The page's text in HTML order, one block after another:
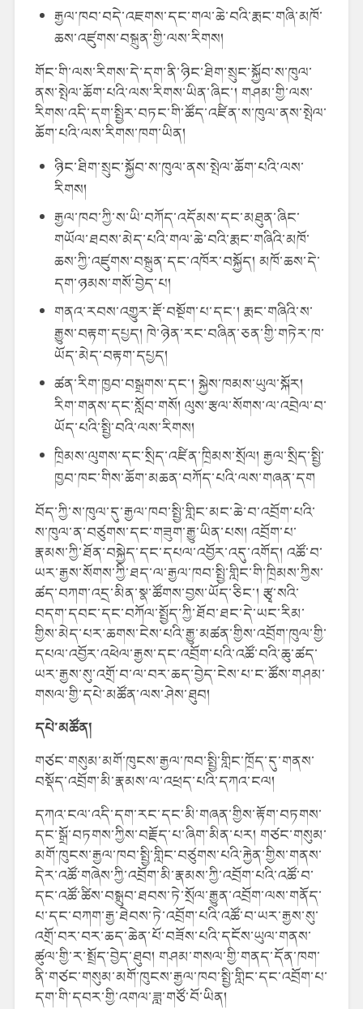
རྒྱལ་ཁབ་བདེ་འཇགས་དང་གལ་ཆེ་བའི་རྨང་གཞི་མཁོ་
ཆས་འཛུགས་བསྐྲུན་གྱི་ལས་རིགས།
གོང་གི་ལས་རིགས་དེ་དག་ནི་ཉིང་ཐིག་སྲུང་སྐྱོབ་ས་ཁུལ་
ནས་སྤེལ་ཆོག་པའི་ལས་རིགས་ཡིན་ཞིང་། གཤམ་གྱི་ལས་
རིགས་འདི་དག་སྤྱིར་བཏང་གི་ཚོད་འཛིན་ས་ཁུལ་ནས་སྤེལ་
ཆོག་པའི་ལས་རིགས་ཁག་ཡིན།
ཉིང་ཐིག་སྲུང་སྐྱོབ་ས་ཁུལ་ནས་སྤེལ་ཆོག་པའི་ལས་
རིགས།
རྒྱལ་ཁབ་ཀྱི་ས་ཡི་བཀོད་འདོམས་དང་མཐུན་ཞིང་
གཡོལ་ཐབས་མེད་པའི་གལ་ཆེ་བའི་རྨང་གཞིའི་མཁོ་
ཆས་ཀྱི་འཛུགས་བསྐྲུན་དང་འཁོར་བསྐྱོད། མཁོ་ཆས་དེ་
དག་ཉམས་གསོ་བྱེད་པ།
གནའ་རབས་འགྱུར་རྡོ་བསྔོག་པ་དང་། རྨང་གཞིའི་ས་
རྒྱུས་བརྟག་དཔྱད། ཁེ་ཉེན་རང་བཞིན་ཅན་གྱི་གཏེར་ཁ་
ཡོད་མེད་བརྟག་དཔྱད།
ཚན་རིག་ཁྱབ་བསྒྲགས་དང་། སྐྱེས་ཁམས་ཡུལ་སྐོར།
རིག་གནས་དང་སློབ་གསོ། ལུས་རྩལ་སོགས་ལ་འབྲེལ་བ་
ཡོད་པའི་སྤྱི་བའི་ལས་རིགས།
ཁྲིམས་ལུགས་དང་སྲིད་འཛིན་ཁྲིམས་སྲོལ། རྒྱལ་སྲིད་སྤྱི་
ཁྱབ་ཁང་གིས་ཆོག་མཆན་བཀོད་པའི་ལས་གཞན་དག
བོད་ཀྱི་ས་ཁུལ་དུ་རྒྱལ་ཁབ་སྤྱི་གླིང་མང་ཆེ་བ་འབྲོག་པའི་
ས་ཁུལ་ན་བཙུགས་དང་གཟུག་རྒྱུ་ཡིན་པས། འབྲོག་པ་
རྣམས་ཀྱི་ཐོན་བསྐྱེད་དང་དཔལ་འབྱོར་འདུ་འགོད། འཚོ་བ་
ཡར་རྒྱས་སོགས་ཀྱི་ཐད་ལ་རྒྱལ་ཁབ་སྤྱི་གླིང་གི་ཁྲིམས་ཀྱིས་
ཚད་བཀག་འདྲ་མིན་སྣ་ཚོགས་བྱས་ཡོད་ཅིང་། རྩྭ་སའི་
བདག་དབང་དང་བཀོལ་སྤྱོད་ཀྱི་ཐོབ་ཐང་དེ་ཡང་རིམ་
གྱིས་མེད་པར་ཆགས་ངེས་པའི་རྒྱུ་མཚན་གྱིས་འབྲོག་ཁུལ་གྱི་
དཔལ་འབྱོར་འཕེལ་རྒྱས་དང་འབྲོག་པའི་འཚོ་བའི་ཆུ་ཚད་
ཡར་རྒྱས་སུ་འགྲོ་བ་ལ་བར་ཆད་བྱེད་ངེས་པ་ང་ཚོས་གཤམ་
གསལ་གྱི་དཔེ་མཚོན་ལས་ཤེས་ཐུབ།
དཔེ་མཚོན།
གཙང་གསུམ་མགོ་ཁུངས་རྒྱལ་ཁབ་སྤྱི་གླིང་ཁྲོད་དུ་གནས་
བསྡོད་འབྲོག་མི་རྣམས་ལ་འཕྲད་པའི་དཀའ་ངལ།
དཀའ་ངལ་འདི་དག་རང་དང་མི་གཞན་གྱིས་རྟོག་བཏགས་
དང་སྒྲོ་བཏགས་ཀྱིས་བརྗོད་པ་ཞིག་མིན་པར། གཙང་གསུམ་
མགོ་ཁུངས་རྒྱལ་ཁབ་སྤྱི་གླིང་བཙུགས་པའི་རྐྱེན་གྱིས་གནས་
དེར་འཚོ་གཞེས་ཀྱི་འབྲོག་མི་རྣམས་ཀྱི་འབྲོག་པའི་འཚོ་བ་
དང་འཚོ་ཚིས་བསྒྲུབ་ཐབས་ཏེ་སྲོལ་རྒྱུན་འབྲོག་ལས་གནོད་
པ་དང་བཀག་རྒྱ་ཐེབས་ཏེ་འབྲོག་པའི་འཚོ་བ་ཡར་རྒྱས་སུ་
འགྲོ་བར་བར་ཆད་ཆེན་པོ་བཟོས་པའི་དངོས་ཡུལ་གནས་
ཚུལ་གྱི་ར་སྤྲོད་བྱེད་ཐུབ། གཤམ་གསལ་གྱི་གནད་དོན་ཁག་
ནི་གཙང་གསུམ་མགོ་ཁུངས་རྒྱལ་ཁབ་སྤྱི་གླིང་དང་འབྲོག་པ་
དག་གི་དབར་གྱི་འགལ་ཟླ་གཙོ་བོ་ཡིན།